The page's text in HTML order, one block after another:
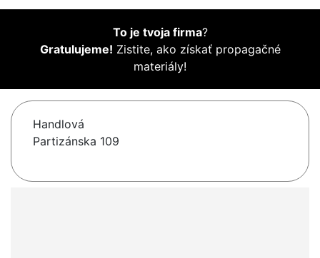
To je tvoja firma?
Gratulujeme! Zistite, ako získať propagačné
materiály!
Handlová
Partizánska 109